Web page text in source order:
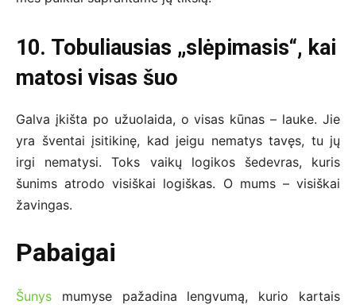
10. Tobuliausias „slėpimasis“, kai
matosi visas šuo
Galva įkišta po užuolaida, o visas kūnas – lauke. Jie
yra šventai įsitikinę, kad jeigu nematys tavęs, tu jų
irgi nematysi. Toks vaikų logikos šedevras, kuris
šunims atrodo visiškai logiškas. O mums – visiškai
žavingas.
Pabaigai
Šunys mumyse pažadina lengvumą, kurio kartais